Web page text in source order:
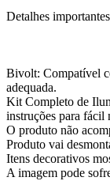
Detalhes
Bivolt: Compatível
adequada.
Kit Completo de
instruções para fácil
O produto não
Produto vai
Itens decorativos
A imagem pode